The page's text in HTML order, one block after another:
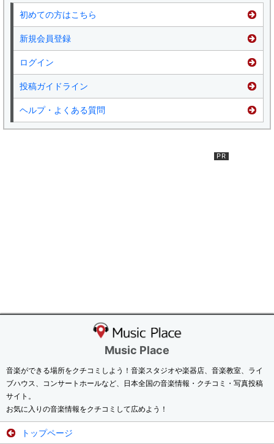
初めての方はこちら
新規会員登録
ログイン
投稿ガイドライン
ヘルプ・よくある質問
Music Place
音楽ができる場所をクチコミしよう！音楽スタジオや楽器店、音楽教室、ライ
ブハウス、コンサートホールなど、日本全国の音楽情報・クチコミ・写真投稿
サイト。
お気に入りの音楽情報をクチコミして広めよう！
トップページ